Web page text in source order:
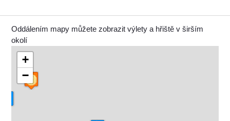
Oddálením mapy můžete zobrazit výlety a hřiště v širším
okolí
+
−